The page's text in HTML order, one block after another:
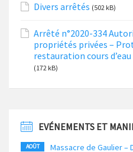
Divers arrêtés (502 kB)
Arrêté n°2020-334
propriétés privées –
restauration cours d’eau
(172 kB)
EVÉNEMENTS ET
AOÛT Massacre de Gaulier –